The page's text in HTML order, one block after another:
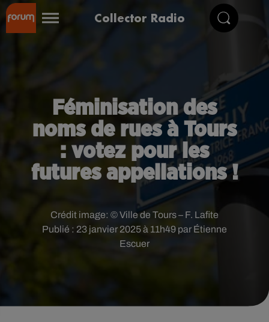
Collector Radio
Féminisation des
noms de rues à Tours
: votez pour les
futures appellations !
Publié : 23 janvier 2025 à 11h49 par Étienne
Escuer
Crédit image: © Ville de Tours – F. Lafite